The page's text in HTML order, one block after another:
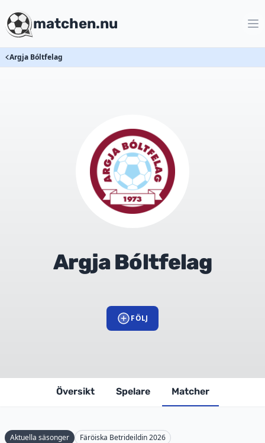
matchen.nu
Argja Bóltfelag
Argja Bóltfelag
FÖLJ
Översikt Spelare Matcher
Aktuella säsonger Färöiska Betrideildin 2026